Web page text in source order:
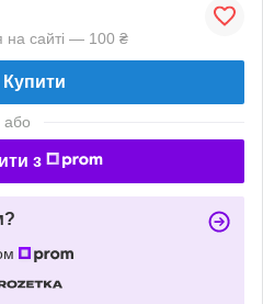
на сайті — 100 ₴
Купити
або
з